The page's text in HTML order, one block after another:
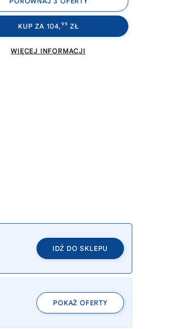
KUP ZA 104,99 ZŁ
WIĘCEJ INFORMACJI
IDŹ DO SKLEPU
POKAŻ OFERTY